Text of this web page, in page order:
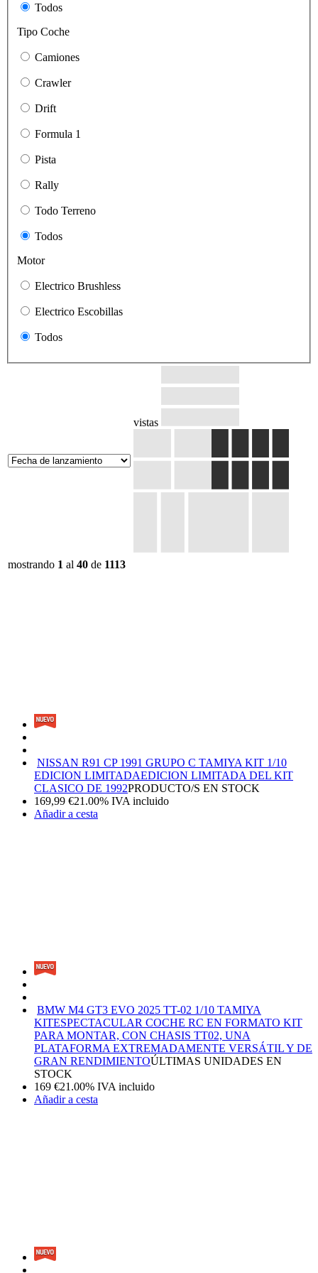
Todos
Tipo Coche
Camiones
Crawler
Drift
Formula 1
Pista
Rally
Todo Terreno
Todos
Motor
Electrico Brushless
Electrico Escobillas
Todos
vistas
mostrando 1 al 40 de 1113
NISSAN R91 CP 1991 GRUPO C TAMIYA KIT 1/10
EDICION LIMITADAEDICION LIMITADA DEL KIT
CLASICO DE 1992PRODUCTO/S EN STOCK
169,99 €21.00% IVA incluido
Añadir a cesta
BMW M4 GT3 EVO 2025 TT-02 1/10 TAMIYA
KITESPECTACULAR COCHE RC EN FORMATO KIT
PARA MONTAR, CON CHASIS TT02, UNA
PLATAFORMA EXTREMADAMENTE VERSÁTIL Y DE
GRAN RENDIMIENTOÚLTIMAS UNIDADES EN
STOCK
169 €21.00% IVA incluido
Añadir a cesta